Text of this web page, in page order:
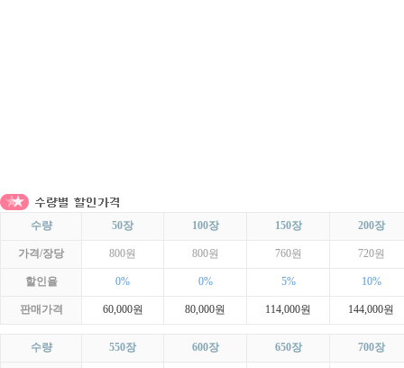
수량 50장 100장 150장 200장
가격/장당 800원 800원 760원 720원
할인율 0% 0% 5% 10%
판매가격 60,000원 80,000원 114,000원 144,000원
수량 550장 600장 650장 700장